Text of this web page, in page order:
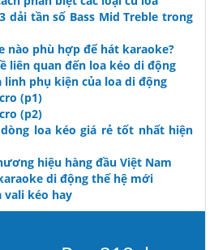
dải tần số Bass Mid Treble trong
nào phù hợp để hát karaoke?
liên quan đến loa kéo di động
linh phụ kiện của loa di động
(p1)
(p2)
loa kéo giá rẻ tốt nhất hiện
hiệu hàng đầu Việt Nam
di động thế hệ mới
vali kéo hay